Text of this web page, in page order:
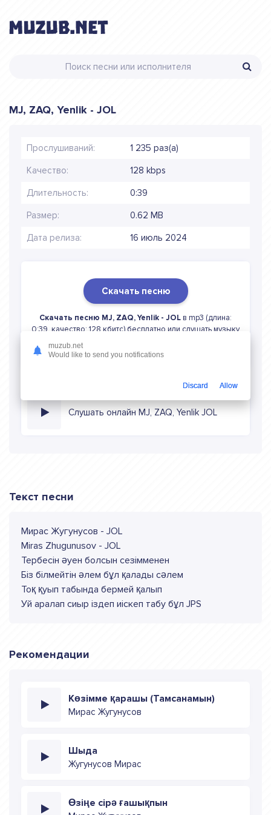
MJ, ZAQ, Yenlik - JOL
Прослушиваний: 1 235 раз(а)
Качество: 128 kbps
Длительность: 0:39
Размер: 0.62 MB
Дата релиза: 16 июль 2024
Скачать песню
Скачать песню MJ, ZAQ, Yenlik - JOL в mp3 (длина:
0:39, качество: 128 кбитс) бесплатно или слушать музыку
Слушать онлайн MJ, ZAQ, Yenlik JOL
Текст песни
Мирас Жугунусов - JOL
Miras Zhugunusov - JOL
Тербесін әуен болсын сезімменен
Біз білмейтін әлем бұл қалады сәлем
Тоқ қуып табында бермей қалып
Уй аралап сиыр іздеп иіскеп табу бұл JPS
Рекомендации
Көзімме қарашы (Тамсанамын)
Мирас Жугунусов
Шыда
Жугунусов Мирас
Өзіңе сірә ғашықпын
muzub.net
Would like to send you notifications
Discard Allow